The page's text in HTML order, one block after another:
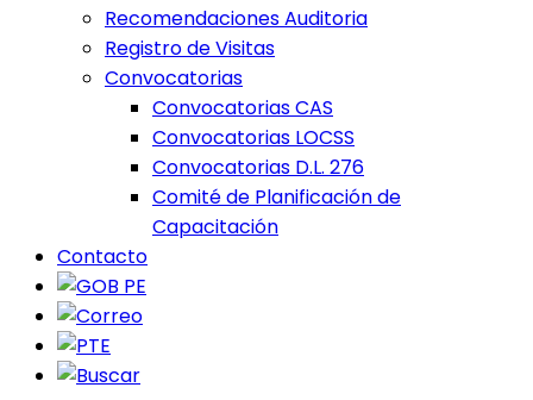
Recomendaciones Auditoria
Registro de Visitas
Convocatorias
Convocatorias CAS
Convocatorias LOCSS
Convocatorias D.L. 276
Comité de Planificación de
Capacitación
Contacto